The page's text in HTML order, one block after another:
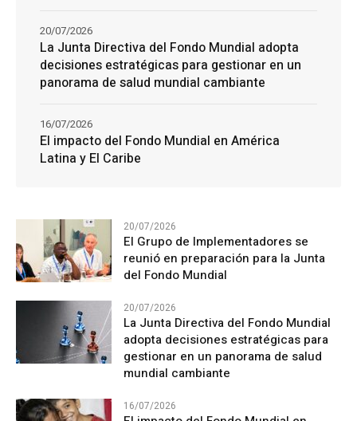
La Junta Directiva del Fondo Mundial adopta
decisiones estratégicas para gestionar en un
panorama de salud mundial cambiante
20/07/2026
El impacto del Fondo Mundial en América
Latina y El Caribe
16/07/2026
20/07/2026
El Grupo de Implementadores se
reunió en preparación para la Junta
del Fondo Mundial
20/07/2026
La Junta Directiva del Fondo Mundial
adopta decisiones estratégicas para
gestionar en un panorama de salud
mundial cambiante
16/07/2026